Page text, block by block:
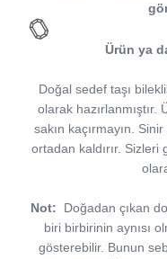
Ürün ya
Doğal sedef taşı
olarak hazırlanmıştır.
sakın kaçırmayın.
ortadan kaldırır.
Not:
Doğadan çıkan
biri birbirinin aynısı
gösterebilir. Bunun